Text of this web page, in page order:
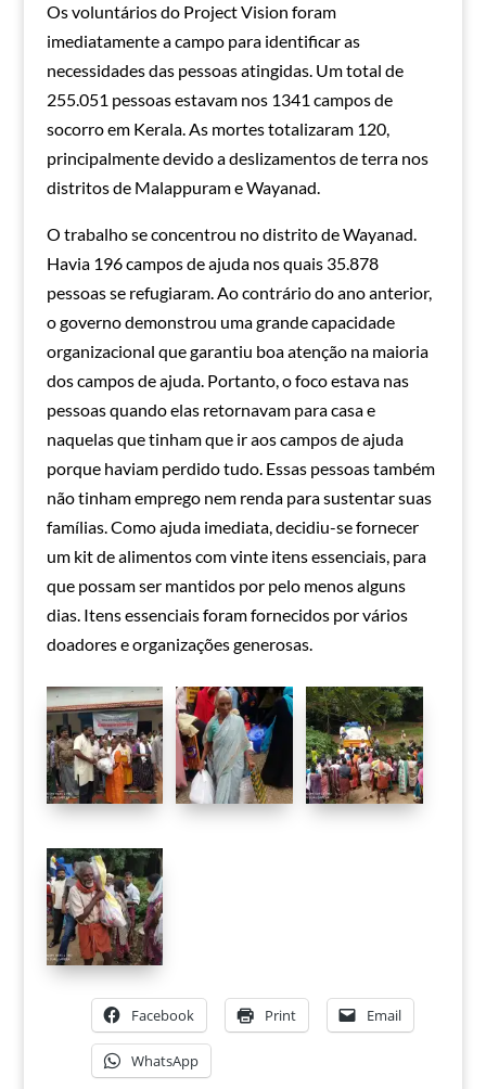
Os voluntários do Project Vision foram
imediatamente a campo para identificar as
necessidades das pessoas atingidas. Um total de
255.051 pessoas estavam nos 1341 campos de
socorro em Kerala. As mortes totalizaram 120,
principalmente devido a deslizamentos de terra nos
distritos de Malappuram e Wayanad.
O trabalho se concentrou no distrito de Wayanad.
Havia 196 campos de ajuda nos quais 35.878
pessoas se refugiaram. Ao contrário do ano anterior,
o governo demonstrou uma grande capacidade
organizacional que garantiu boa atenção na maioria
dos campos de ajuda. Portanto, o foco estava nas
pessoas quando elas retornavam para casa e
naquelas que tinham que ir aos campos de ajuda
porque haviam perdido tudo. Essas pessoas também
não tinham emprego nem renda para sustentar suas
famílias. Como ajuda imediata, decidiu-se fornecer
um kit de alimentos com vinte itens essenciais, para
que possam ser mantidos por pelo menos alguns
dias. Itens essenciais foram fornecidos por vários
doadores e organizações generosas.
Facebook Print Email
WhatsApp